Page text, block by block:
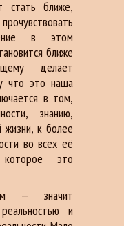
стать ближе,
в этом
ближе
делает
что это наша
в том,
знанию,
жизни, к более
во всех её
это
— значит
и